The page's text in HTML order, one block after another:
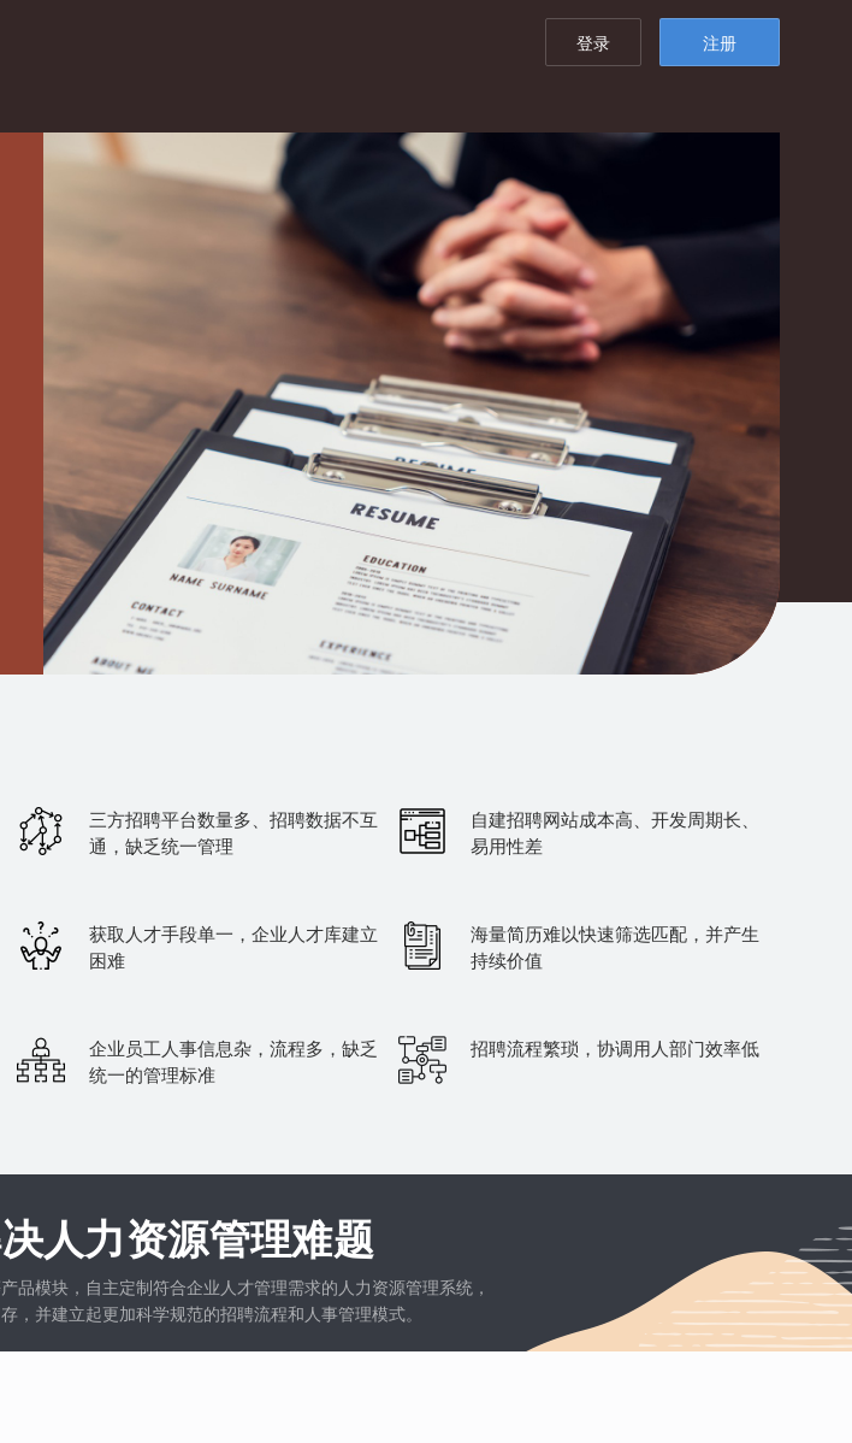
登录 注册
三方招聘平台数量多、招聘数据不互
通，缺乏统一管理
自建招聘网站成本高、开发周期长、
易用性差
获取人才手段单一，企业人才库建立
困难
海量简历难以快速筛选匹配，并产生
持续价值
企业员工人事信息杂，流程多，缺乏
统一的管理标准
招聘流程繁琐，协调用人部门效率低
人力资源管理难题
品模块，自主定制符合企业人才管理需求的人力资源管理系统，
，并建立起更加科学规范的招聘流程和人事管理模式。